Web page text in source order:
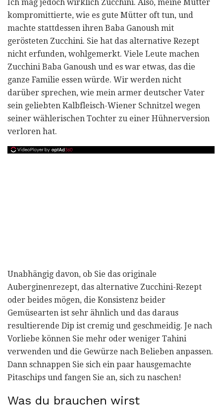
Ich mag jedoch wirklich Zucchini. Also, meine Mutter
kompromittierte, wie es gute Mütter oft tun, und
machte stattdessen ihren Baba Ganoush mit
gerösteten Zucchini. Sie hat das alternative Rezept
nicht erfunden, wohlgemerkt. Viele Leute machen
Zucchini Baba Ganoush und es war etwas, das die
ganze Familie essen würde. Wir werden nicht
darüber sprechen, wie mein armer deutscher Vater
sein geliebten Kalbfleisch-Wiener Schnitzel wegen
seiner wählerischen Tochter zu einer Hühnerversion
verloren hat.
Unabhängig davon, ob Sie das originale
Auberginenrezept, das alternative Zucchini-Rezept
oder beides mögen, die Konsistenz beider
Gemüsearten ist sehr ähnlich und das daraus
resultierende Dip ist cremig und geschmeidig. Je nach
Vorliebe können Sie mehr oder weniger Tahini
verwenden und die Gewürze nach Belieben anpassen.
Dann schnappen Sie sich ein paar hausgemachte
Pitaschips und fangen Sie an, sich zu naschen!
Was du brauchen wirst